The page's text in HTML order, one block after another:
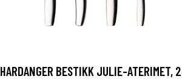
HARDANGER BESTIKK JULIE-ATERIMET,